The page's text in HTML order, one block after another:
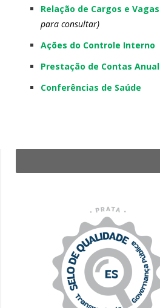
Relação de Cargos e Vagas
para consultar)
Ações do Controle Interno
Prestação de Contas Anual
Conferências de Saúde